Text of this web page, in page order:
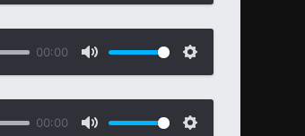
00:00
00:00